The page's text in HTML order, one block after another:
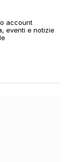
account
eventi e notizie